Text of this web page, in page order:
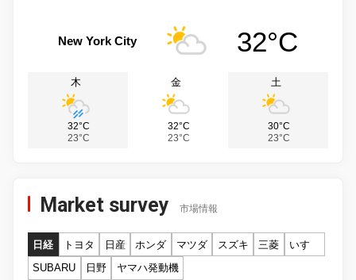
New York City 32°C
木
32°C
23°C
金
32°C
23°C
土
30°C
23°C
Market survey 市場情報
日経 トヨタ 日産 ホンダ マツダ スズキ 三菱
いすゞ
SUBARU
日野 ヤマハ発動機